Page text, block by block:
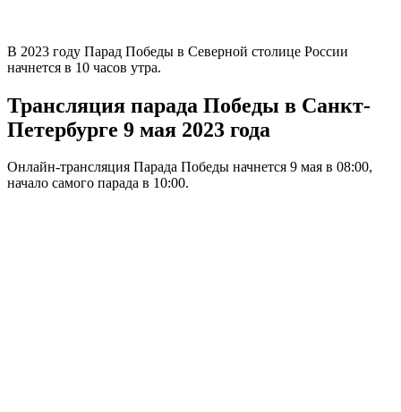
В 2023 году Парад Победы в Северной столице России
начнется в 10 часов утра.
Трансляция парада Победы в Санкт-
Петербурге 9 мая 2023 года
Онлайн-трансляция Парада Победы начнется 9 мая в 08:00,
начало самого парада в 10:00.